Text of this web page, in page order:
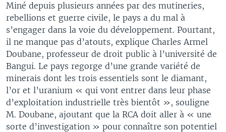
Miné depuis plusieurs années par des mutineries,
rebellions et guerre civile, le pays a du mal à
s’engager dans la voie du développement. Pourtant,
il ne manque pas d’atouts, explique Charles Armel
Doubane, professeur de droit public à l’université de
Bangui. Le pays regorge d’une grande variété de
minerais dont les trois essentiels sont le diamant,
l’or et l’uranium « qui vont entrer dans leur phase
d’exploitation industrielle très bientôt », souligne
M. Doubane, ajoutant que la RCA doit aller à « une
sorte d’investigation » pour connaître son potentiel